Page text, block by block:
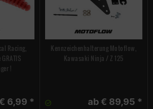
Racing,
!
€ 6,99 *
Kennzeichenhalterung Motoflow,
Kawasaki Ninja / Z 125
ab € 89,95 *